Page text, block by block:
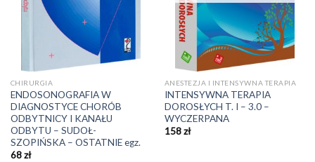
CHIRURGIA
ENDOSONOGRAFIA W
DIAGNOSTYCE CHORÓB
ODBYTNICY I KANAŁU
ODBYTU – SUDOŁ-
SZOPIŃSKA – OSTATNIE egz.
68zł
ANESTEZJA I INTENSYWNA TERAPIA
INTENSYWNA TERAPIA
DOROSŁYCH T. I – 3.0 –
WYCZERPANA
158zł